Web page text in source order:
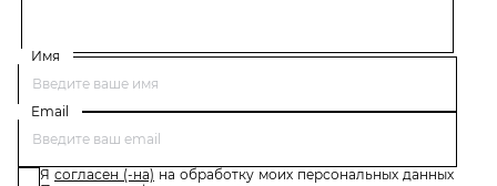
Имя
Email
Я согласен (-на) на обработку моих персональных данных